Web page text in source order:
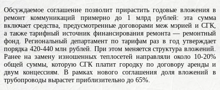
Обсуждаемое соглашение позволит прирастить годовые вложения в
ремонт коммуникаций примерно до 1 млрд рублей: эта сумма
включает средства, предусмотренные договорами меж мэрией и СГК,
а также тарифный источник финансирования ремонта — ремонтный
фонд. Региональный департамент по тарифам раз в год утверждает
порядка 420-440 млн рублей. При этом меняется структура вложений.
Ранее на замену изношенных теплосетей направляли около 10-20%
общей суммы, которую СГК платит городку по договору аренды и
двум концессиям. В рамках нового соглашения доля вложений в
трубопроводы вырастет приблизительно до 65%.